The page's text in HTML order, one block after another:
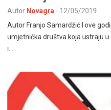
Autor Novagra - 12/05/2019
Autor Franjo Samardžić I ove
umjetnička društva koja ustraju
i…